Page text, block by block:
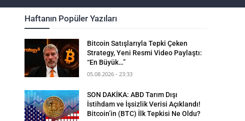
Haftanın Popüler Yazıları
Bitcoin Satışlarıyla Tepki Çeken
Strategy, Yeni Resmi Video Paylaştı:
“En Büyük…”
05.08.2026 - 23:33
SON DAKİKA: ABD Tarım Dışı
İstihdam ve İşsizlik Verisi Açıklandı!
Bitcoin’in (BTC) İlk Tepkisi Ne Oldu?